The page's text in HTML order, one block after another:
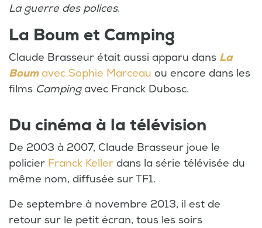
La guerre des polices.
La Boum et Camping
Claude Brasseur était aussi apparu dans La
Boumavec Sophie Marceau ou encore dans les
films Campingavec Franck Dubosc.
Du cinéma à la télévision
De 2003 à 2007, Claude Brasseur joue le
policier Franck Keller dans la série télévisée du
même nom, diffusée sur TF1.
De septembre à novembre 2013, il est de
retour sur le petit écran, tous les soirs